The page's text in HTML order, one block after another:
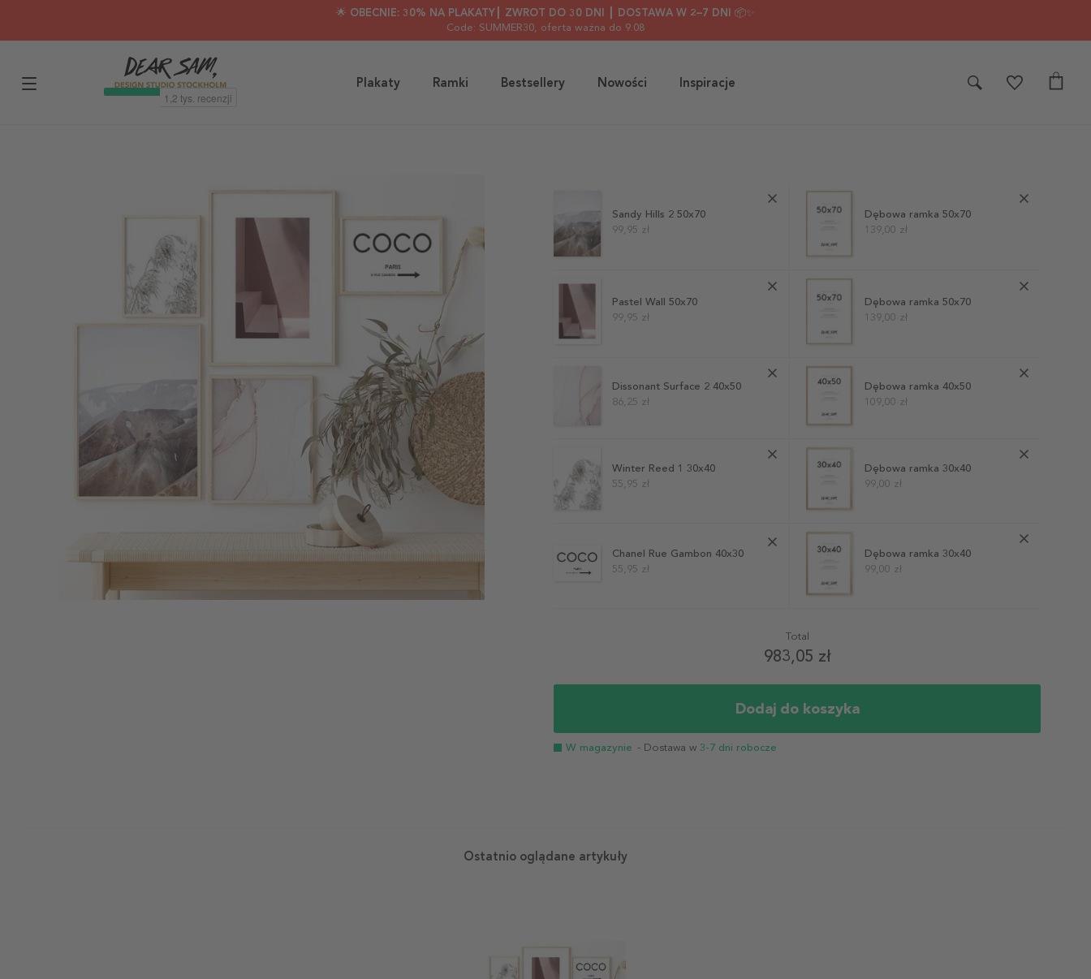
🌟 OBECNIE: 30% NA PLAKATY┃ ZWROT DO 30 DNI ┃ DOSTAWA W 2–7 DNI 📦✨
Code: SUMMER30, oferta ważna do 9.08
Plakaty Ramki Bestsellery Nowości Inspiracje
Sandy Hills 2 50x70
99,95 zł
Dębowa ramka 50x70
139,00 zł
Pastel Wall 50x70
99,95 zł
Dębowa ramka 50x70
139,00 zł
Dissonant Surface 2 40x50
86,25 zł
Dębowa ramka 40x50
109,00 zł
Winter Reed 1 30x40
55,95 zł
Dębowa ramka 30x40
99,00 zł
Chanel Rue Gambon 40x30
55,95 zł
Dębowa ramka 30x40
99,00 zł
Total
983,05 zł
Dodaj do koszyka
W magazynie - Dostawa w 3-7 dni robocze
Ostatnio oglądane artykuły